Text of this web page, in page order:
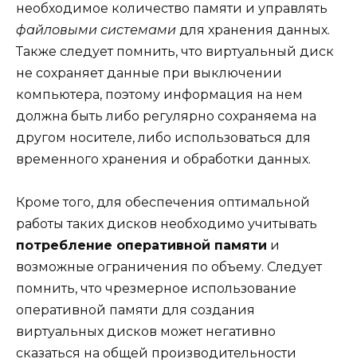
необходимое количество памяти и управлять
файловыми системами для хранения данных.
Также следует помнить, что виртуальный диск
не сохраняет данные при выключении
компьютера, поэтому информация на нем
должна быть либо регулярно сохраняема на
другом носителе, либо использоваться для
временного хранения и обработки данных.
Кроме того, для обеспечения оптимальной
работы таких дисков необходимо учитывать
потребление оперативной памяти и
возможные ограничения по объему. Следует
помнить, что чрезмерное использование
оперативной памяти для создания
виртуальных дисков может негативно
сказаться на общей производительности